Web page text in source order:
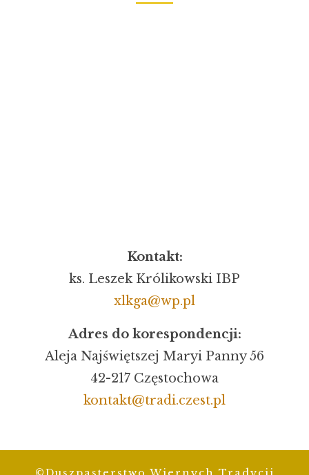
Kontakt:
ks. Leszek Królikowski IBP
xlkga@wp.pl
Adres do korespondencji:
Aleja Najświętszej Maryi Panny 56
42-217 Częstochowa
kontakt@tradi.czest.pl